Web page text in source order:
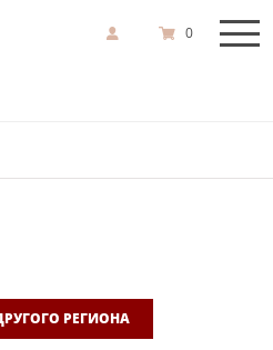
0
РЕГИОНА